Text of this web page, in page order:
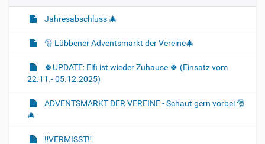
Jahresabschluss 🎄
🎅 Lübbener Adventsmarkt der Vereine🎄
🍀UPDATE: Elfi ist wieder Zuhause 🍀 (Einsatz vom
22.11.- 05.12.2025)
ADVENTSMARKT DER VEREINE - Schaut gern vorbei 🎅
🎄
‼️VERMISST‼️